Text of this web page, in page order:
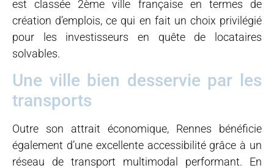
est classée 2ème ville française en termes de
création d’emplois, ce qui en fait un choix privilégié
pour les investisseurs en quête de locataires
solvables.
Une ville bien desservie par les
transports
Outre son attrait économique, Rennes bénéficie
également d’une excellente accessibilité grâce à un
réseau de transport multimodal performant. En